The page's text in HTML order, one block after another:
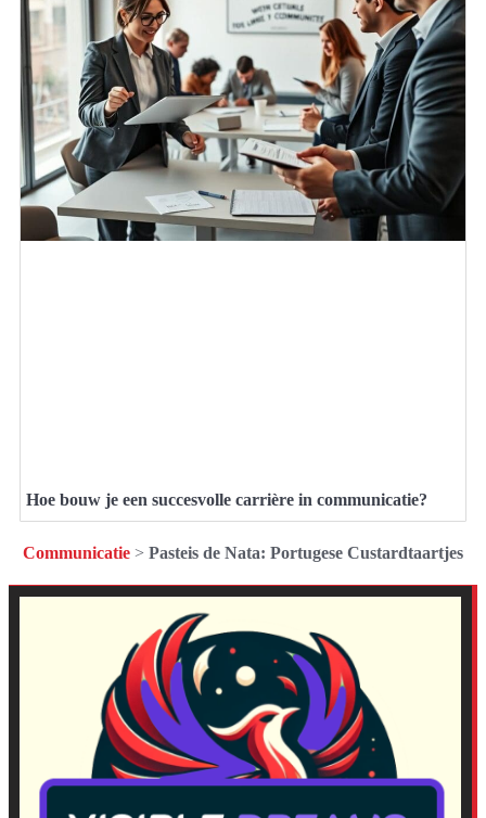
Hoe bouw je een succesvolle carrière in communicatie?
Communicatie > Pasteis de Nata: Portugese Custardtaartjes